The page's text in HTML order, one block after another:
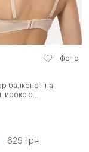
Фото
балконет на
629 грн